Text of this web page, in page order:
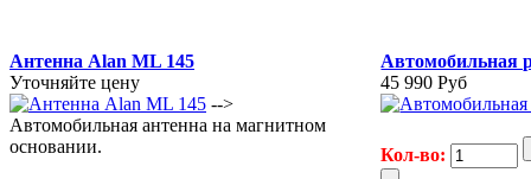
Антенна Alan ML 145
Уточняйте цену
-->
Автомобильная антенна на магнитном
основании.
Автомобильная
45 990 Руб
Кол-во: